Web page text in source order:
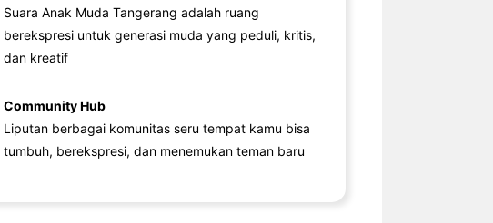
Suara Anak Muda Tangerang adalah ruang
berekspresi untuk generasi muda yang peduli, kritis,
dan kreatif
Community Hub
Liputan berbagai komunitas seru tempat kamu bisa
tumbuh, berekspresi, dan menemukan teman baru